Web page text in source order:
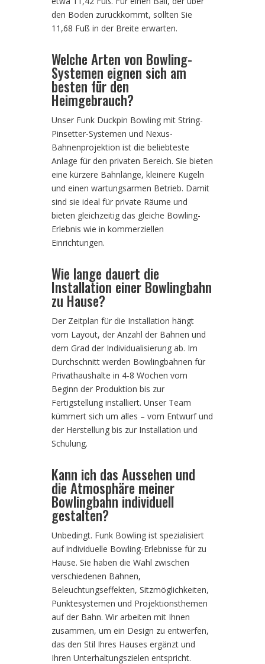
den Boden zurückkommt, sollten Sie
11,68 Fuß in der Breite erwarten.
Welche Arten von Bowling-
Systemen eignen sich am
besten für den
Heimgebrauch?
Unser Funk Duckpin Bowling mit String-
Pinsetter-Systemen und Nexus-
Bahnenprojektion ist die beliebteste
Anlage für den privaten Bereich. Sie bieten
eine kürzere Bahnlänge, kleinere Kugeln
und einen wartungsarmen Betrieb. Damit
sind sie ideal für private Räume und
bieten gleichzeitig das gleiche Bowling-
Erlebnis wie in kommerziellen
Einrichtungen.
Wie lange dauert die
Installation einer Bowlingbahn
zu Hause?
Der Zeitplan für die Installation hängt
vom Layout, der Anzahl der Bahnen und
dem Grad der Individualisierung ab. Im
Durchschnitt werden Bowlingbahnen für
Privathaushalte in 4-8 Wochen vom
Beginn der Produktion bis zur
Fertigstellung installiert. Unser Team
kümmert sich um alles – vom Entwurf und
der Herstellung bis zur Installation und
Schulung.
Kann ich das Aussehen und
die Atmosphäre meiner
Bowlingbahn individuell
gestalten?
Unbedingt. Funk Bowling ist spezialisiert
auf individuelle Bowling-Erlebnisse für zu
Hause. Sie haben die Wahl zwischen
verschiedenen Bahnen,
Beleuchtungseffekten, Sitzmöglichkeiten,
Punktesystemen und Projektionsthemen
auf der Bahn. Wir arbeiten mit Ihnen
zusammen, um ein Design zu entwerfen,
das den Stil Ihres Hauses ergänzt und
Ihren Unterhaltungszielen entspricht.